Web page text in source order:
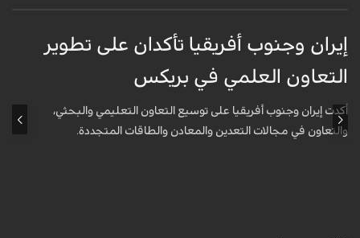
إيران وجنوب أفريقيا تأكدان على تطوير
التعاون العلمي في بريكس
أكدت إيران وجنوب أفريقيا على توسيع التعاون التعليمي والبحثي،
والتعاون في مجالات التعدين والمعادن والطاقات المتجددة.